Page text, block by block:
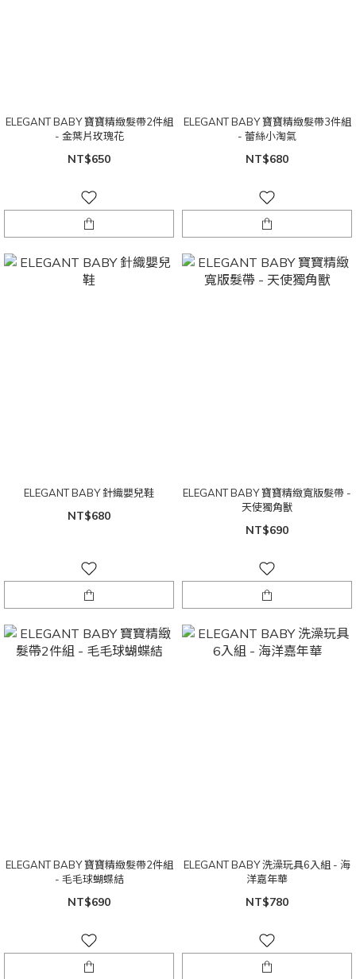
ELEGANT BABY 寶寶精緻髮帶2件組
- 金葉片玫瑰花
NT$650
ELEGANT BABY 寶寶精緻髮帶3件組
- 蕾絲小淘氣
NT$680
ELEGANT BABY 針織嬰兒鞋
NT$680
ELEGANT BABY 寶寶精緻寬版髮帶 -
天使獨角獸
NT$690
ELEGANT BABY 寶寶精緻髮帶2件組
- 毛毛球蝴蝶結
NT$690
ELEGANT BABY 洗澡玩具6入組 - 海
洋嘉年華
NT$780